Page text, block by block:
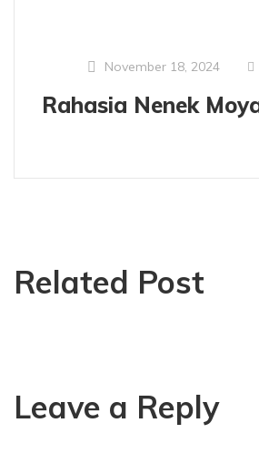
November 18, 2024
Related Post
Leave a Reply